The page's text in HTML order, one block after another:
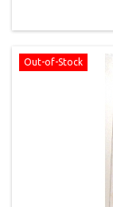
Out-of-Stock